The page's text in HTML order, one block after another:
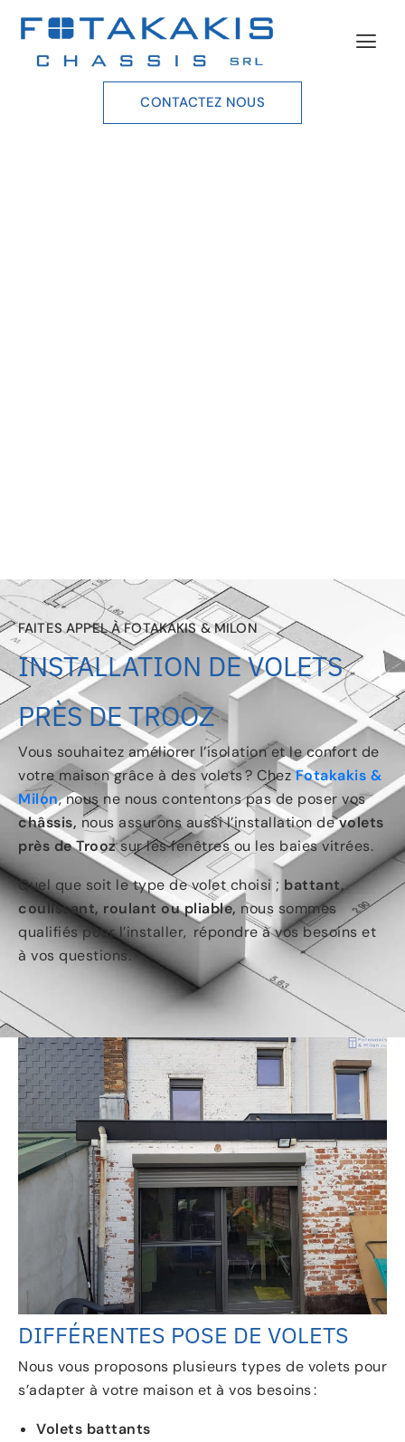
CONTACTEZ NOUS
FAITES APPEL À FOTAKAKIS & MILON
INSTALLATION DE VOLETS
PRÈS DE TROOZ
Vous souhaitez améliorer l’isolation et le confort de
votre maison grâce à des volets ? ChezFotakakis &
Milon, nous ne nous contentons pas de poser vos
châssis, nous assurons aussi l’installation devolets
près de Troozsur les fenêtres ou les baies vitrées.
Quel que soit le type de volet choisi ; battant,
coulissant, roulant ou pliable, nous sommes
qualifiés pour l’installer, répondre à vos besoins et
à vos questions.
DIFFÉRENTES POSE DE VOLETS
Nous vous proposons plusieurs types de volets pour
s’adapter à votre maison et à vos besoins :
Volets battants